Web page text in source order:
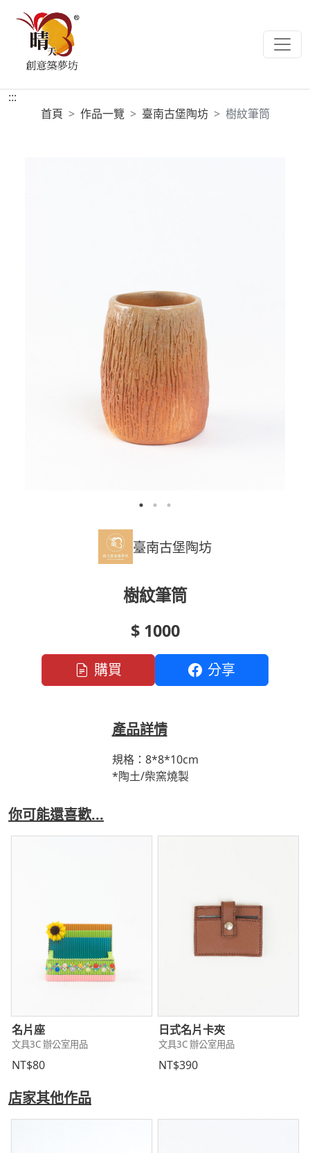
:::
首頁
作品一覽 臺南古堡陶坊 樹紋筆筒
臺南古堡陶坊
樹紋筆筒
$ 1000
購買 分享
產品詳情
規格：8*8*10cm
*陶土/柴窯燒製
你可能還喜歡...
名片座
文具3C 辦公室用品
NT$80
日式名片卡夾
文具3C 辦公室用品
NT$390
店家其他作品